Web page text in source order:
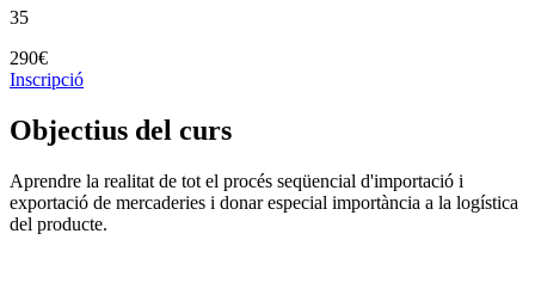
35
290€
Inscripció
Objectius del curs
Aprendre la realitat de tot el procés seqüencial d'importació i
exportació de mercaderies i donar especial importància a la logística
del producte.